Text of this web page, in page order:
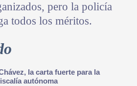
pero la policía
todos los méritos.
la carta fuerte para la
autónoma